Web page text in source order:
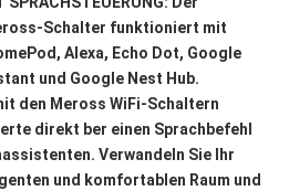
Schalter funktioniert mit
Alexa, Echo Dot, Google
und Google Nest Hub.
den Meross WiFi-Schaltern
direkt ber einen Sprachbefehl
Verwandeln Sie Ihr
und komfortablen Raum und